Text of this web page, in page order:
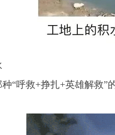
呼救+挣扎+英雄解救”